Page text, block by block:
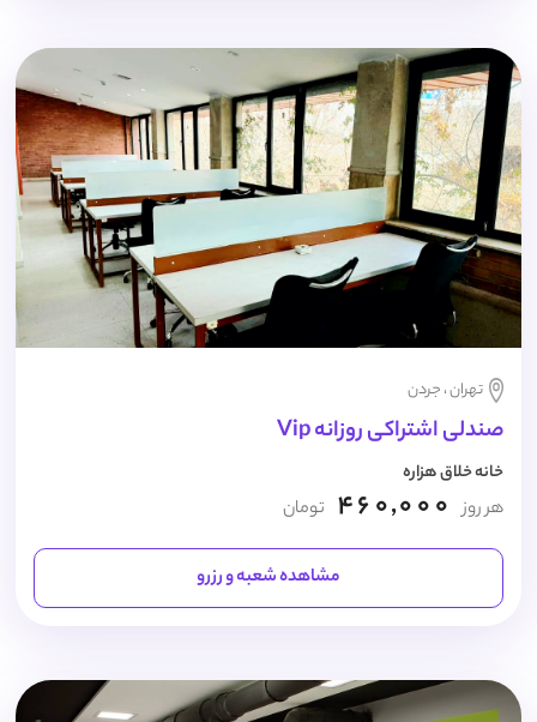
تهران ، جردن
صندلی اشتراکی روزانه Vip
خانه خلاق هزاره
هر روز 460,000 تومان
مشاهده شعبه و رزرو